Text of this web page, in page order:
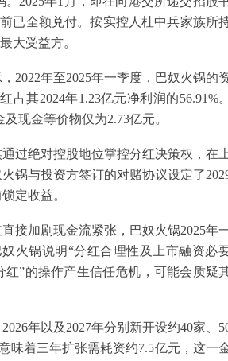
已全额兑付。按实控人杜中兵家族所
大受益方。
2022年至2025年一季度，巴奴火锅的
占其2024年1.23亿元净利润的56.91%。
现金等价物仅为2.73亿元。
过绝对控股地位掌控分红决策权，在
锅与投资方签订的对赌协议设定了
定收益。
接加剧现金流紧张，巴奴火锅2025年
火锅说明“分红合理性及上市融资必
”的操作产生信任危机，可能会质疑
年以及2027年分别新开设约40家、
味着三年扩张需耗资约7.5亿元，这一